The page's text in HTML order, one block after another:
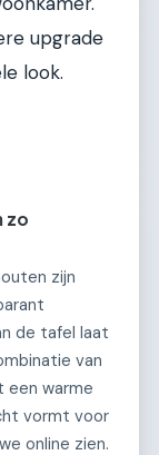
upgrade
look.
zo
zijn
de tafel laat
van
warme
vormt voor
online zien.